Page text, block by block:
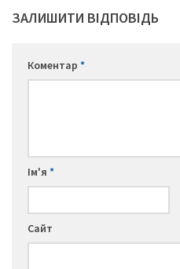
ЗАЛИШИТИ ВІДПОВІДЬ
Коментар *
Ім'я *
Сайт